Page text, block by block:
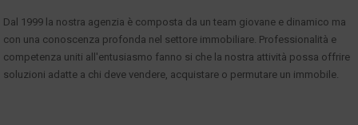
Dal 1999 la nostra agenzia è composta da un team giovane e dinamico ma
con una conoscenza profonda nel settore immobiliare. Professionalità e
competenza uniti all'entusiasmo fanno si che la nostra attività possa offrire
soluzioni adatte a chi deve vendere, acquistare o permutare un immobile.